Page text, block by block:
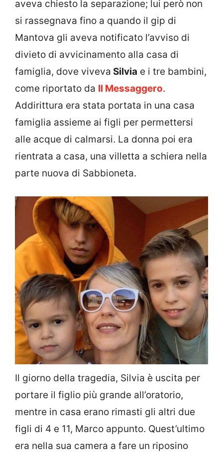
aveva chiesto la separazione; lui però non
si rassegnava fino a quando il gip di
Mantova gli aveva notificato l’avviso di
divieto di avvicinamento alla casa di
famiglia, dove viveva Silvia e i tre bambini,
come riportato da Il Messaggero.
Addirittura era stata portata in una casa
famiglia assieme ai figli per permettersi
alle acque di calmarsi. La donna poi era
rientrata a casa, una villetta a schiera nella
parte nuova di Sabbioneta.
Il giorno della tragedia, Silvia è uscita per
portare il figlio più grande all’oratorio,
mentre in casa erano rimasti gli altri due
figli di 4 e 11, Marco appunto. Quest’ultimo
era nella sua camera a fare un riposino